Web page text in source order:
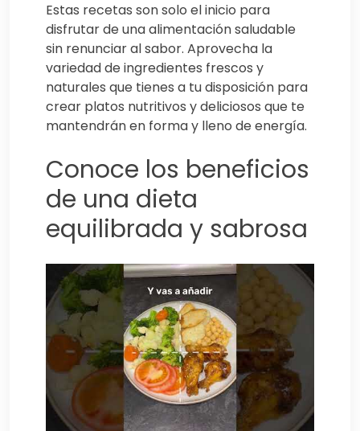
Estas recetas son solo el inicio para
disfrutar de una alimentación saludable
sin renunciar al sabor. Aprovecha la
variedad de ingredientes frescos y
naturales que tienes a tu disposición para
crear platos nutritivos y deliciosos que te
mantendrán en forma y lleno de energía.
Conoce los beneficios
de una dieta
equilibrada y sabrosa